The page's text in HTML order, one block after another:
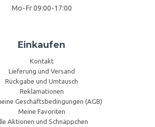
Mo-Fr 09:00-17:00
Einkaufen
Kontakt
Lieferung und Versand
Rückgabe und Umtausch
Reklamationen
Geschäftsbedingungen (AGB)
Meine Favoriten
Aktionen und Schnäppchen